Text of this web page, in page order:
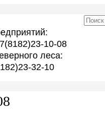
10-08
леса:
32-10